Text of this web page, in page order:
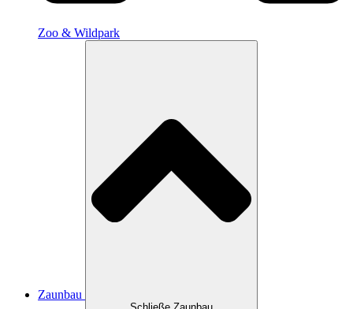
Zoo & Wildpark
Zaunbau